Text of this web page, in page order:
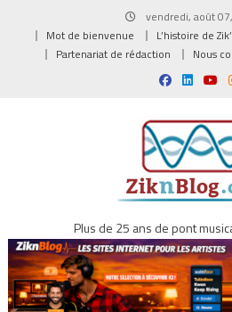
vendredi, août
Mot de bienvenue
L’histoire de
Partenariat de rédaction
Nous
Plus de 25 ans de pont